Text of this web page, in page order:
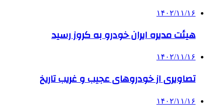
۱۴۰۲/۱۱/۱۶
هیئت مدیره ایران خودرو به کروز رسید
۱۴۰۲/۱۱/۱۶
تصاویری از خودروهای عجیب و غریب تاریخ
۱۴۰۲/۱۱/۱۶